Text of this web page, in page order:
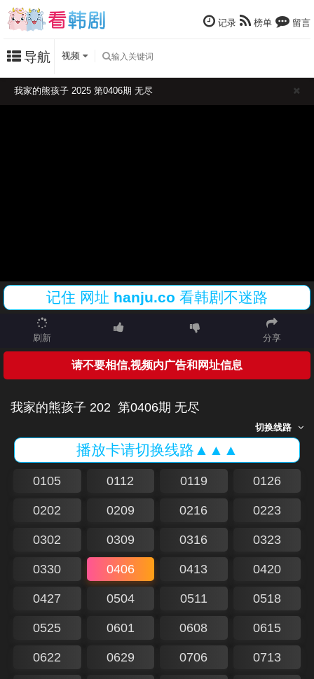
记录 榜单 留言
导航 视频
我家的熊孩子 2025 第0406期 无尽
记住 网址 hanju.co 看韩剧不迷路
刷新 分享
请不要相信,视频内广告和网址信息
我家的熊孩子 202 第0406期 无尽
切换线路
播放卡请切换线路▲▲▲
0105 0112 0119 0126
0202 0209 0216 0223
0302 0309 0316 0323
0330 0406 0413 0420
0427 0504 0511 0518
0525 0601 0608 0615
0622 0629 0706 0713